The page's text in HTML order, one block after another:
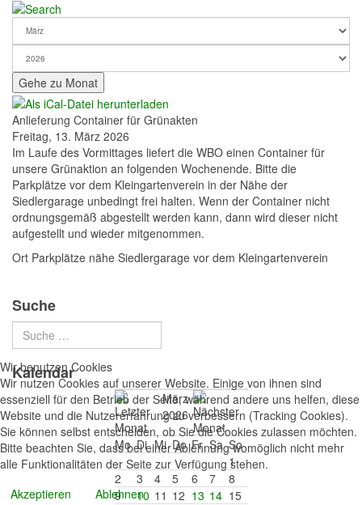
Gehe zu Monat
Anlieferung Container für Grünakten
Freitag, 13. März 2026
Im Laufe des Vormittages liefert die WBO einen Container für
unsere Grünaktion an folgenden Wochenende. Bitte die
Parkplätze vor dem Kleingartenverein in der Nähe der
Siedlergarage unbedingt frei halten. Wenn der Container nicht
ordnungsgemäß abgestellt werden kann, dann wird dieser nicht
aufgestellt und wieder mitgenommen.
Ort Parkplätze nähe Siedlergarage vor dem Kleingartenverein
Suche
Kalendar
März
2026
Mo Di Mi Do Fr Sa So
1
2
3 4 5 6 7
8
9
10 11 12 13 14 15
Wir benutzen Cookies
Wir nutzen Cookies auf unserer Website. Einige von ihnen sind
essenziell für den Betrieb der Seite, während andere uns helfen, diese
Website und die Nutzererfahrung zu verbessern (Tracking Cookies).
Sie können selbst entscheiden, ob Sie die Cookies zulassen möchten.
Bitte beachten Sie, dass bei einer Ablehnung womöglich nicht mehr
alle Funktionalitäten der Seite zur Verfügung stehen.
Akzeptieren
Ablehnen